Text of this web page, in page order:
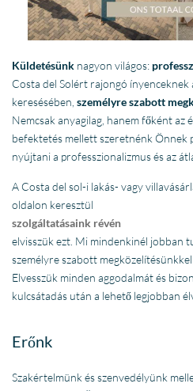
Küldetésünk nagyon világos:
Costa del Solért rajongó
keresésében,személyre szabott
Nemcsak anyagilag, hanem főként az
befektetés mellett szeretnénk
nyújtani a professzionalizmus és az
A Costa del sol-i lakás- vagy
oldalon keresztül
szolgáltatásaink révén
elvisszük ezt. Mi mindenkinél jobban
személyre szabott
Elvesszük minden aggodalmát és
kulcsátadás után a lehető legjobban
Erőnk
Szakértelmünk és szenvedélyünk